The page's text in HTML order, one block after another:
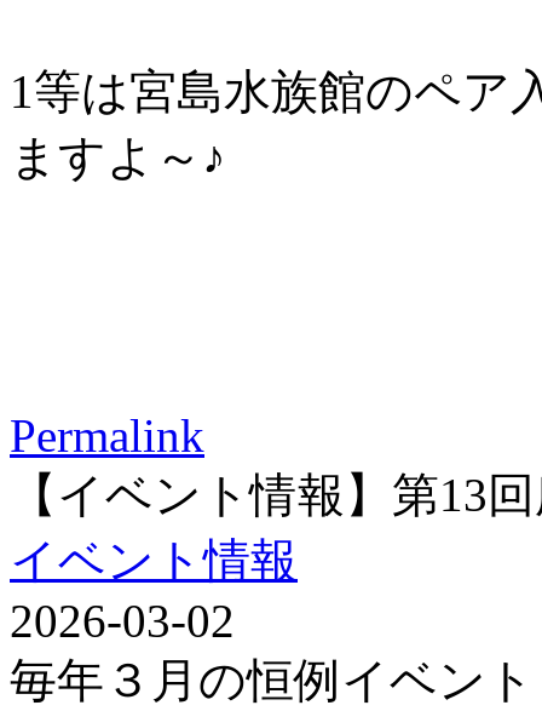
1等は宮島水族館のペア
ますよ～♪
Permalink
【イベント情報】第13
イベント情報
2026-03-02
毎年３月の恒例イベン